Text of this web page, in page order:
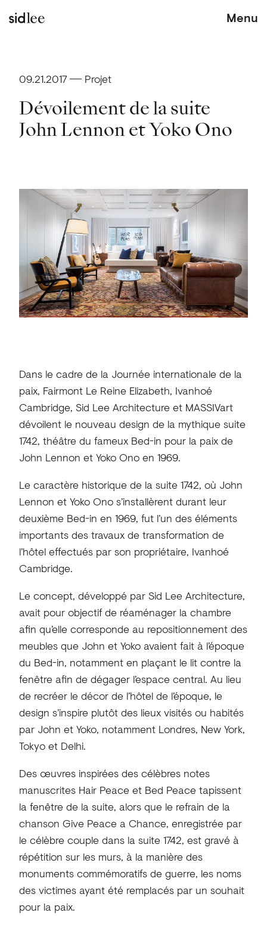
Menu
09.21.2017 Projet
Dévoilement de la suite
John Lennon et Yoko Ono
Dans le cadre de la Journée internationale de la
paix, Fairmont Le Reine Elizabeth, Ivanhoé
Cambridge, Sid Lee Architecture et MASSIVart
dévoilent le nouveau design de la mythique suite
1742, théâtre du fameux Bed-in pour la paix de
John Lennon et Yoko Ono en 1969.
Le caractère historique de la suite 1742, où John
Lennon et Yoko Ono s’installèrent durant leur
deuxième Bed-in en 1969, fut l’un des éléments
importants des travaux de transformation de
l’hôtel effectués par son propriétaire, Ivanhoé
Cambridge.
Le concept, développé par Sid Lee Architecture,
avait pour objectif de réaménager la chambre
afin qu’elle corresponde au repositionnement des
meubles que John et Yoko avaient fait à l’époque
du Bed-in, notamment en plaçant le lit contre la
fenêtre afin de dégager l’espace central. Au lieu
de recréer le décor de l’hôtel de l’époque, le
design s’inspire plutôt des lieux visités ou habités
par John et Yoko, notamment Londres, New York,
Tokyo et Delhi.
Des œuvres inspirées des célèbres notes
manuscrites Hair Peace et Bed Peace tapissent
la fenêtre de la suite, alors que le refrain de la
chanson Give Peace a Chance, enregistrée par
le célèbre couple dans la suite 1742, est gravé à
répétition sur les murs, à la manière des
monuments commémoratifs de guerre, les noms
des victimes ayant été remplacés par un souhait
pour la paix.